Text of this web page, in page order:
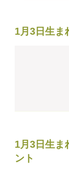
1月3日生ま
1月3日生ま
ント